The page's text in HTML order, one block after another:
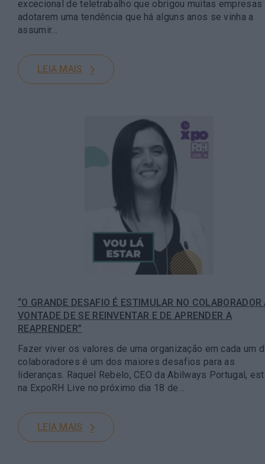
excecional de teletrabalho que obrigou muitas empresas
adotarem uma tendência que há alguns anos se vinha a
assumir…
LEIA MAIS
“O GRANDE DESAFIO É ESTIMULAR NO COLABORADOR
VONTADE DE SE REINVENTAR E DE APRENDER A
REAPRENDER”
Fazer viver os valores de uma organização em cada um
colaboradores é um dos maiores desafios para as
lideranças. Raquel Rebelo, CEO da Abilways Portugal,
na ExpoRH Live no próximo dia 18 de…
LEIA MAIS